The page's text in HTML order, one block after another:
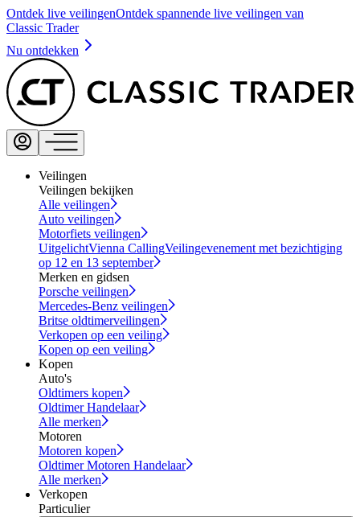
Ontdek live veilingenOntdek spannende live veilingen van
Classic Trader
Nu ontdekken
Veilingen
Veilingen bekijken
Alle veilingen
Auto veilingen
Motorfiets veilingen
UitgelichtVienna CallingVeilingevenement met bezichtiging
op 12 en 13 september
Merken en gidsen
Porsche veilingen
Mercedes-Benz veilingen
Britse oldtimerveilingen
Verkopen op een veiling
Kopen op een veiling
Kopen
Auto's
Oldtimers kopen
Oldtimer Handelaar
Alle merken
Motoren
Motoren kopen
Oldtimer Motoren Handelaar
Alle merken
Verkopen
Particulier